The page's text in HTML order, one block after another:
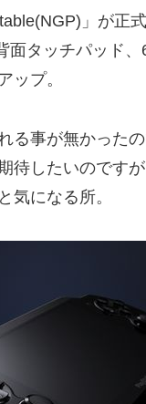
」が正
タッチパッド
ップ。
る事が無かった
待したいのです
気になる所。